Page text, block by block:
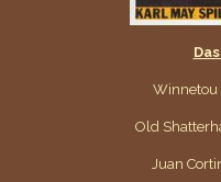
Winnetou
Old
Juan